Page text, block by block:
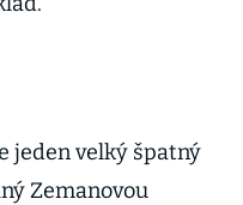
jeden velký špatný
Zemanovou